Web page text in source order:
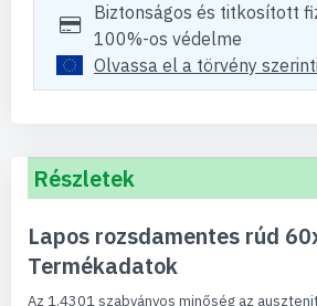
Biztonságos és titkosított
100%-os védelme
Olvassa el a törvény
Részletek
Lapos rozsdamentes rúd
Termékadatok
Az 1.4301 szabványos minőség az